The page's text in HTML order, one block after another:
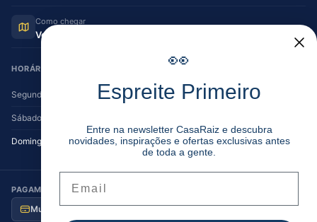
Como chegar
Ver no Google Maps
HORÁRIO DE FUNCIONAMENTO
Segunda — Sexta 08:30–12:30 | 14:00–19:30
Sábado
Domingo Encerrado
PAGAMENTO SEGURO
Multibanco MB Way Visa / MC Transferência
👀
Espreite Primeiro
Entre na newsletter CasaRaiz e descubra
novidades, inspirações e ofertas exclusivas antes
de toda a gente.